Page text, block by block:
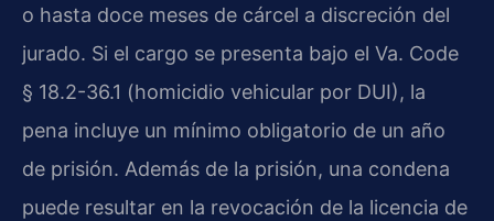
o hasta doce meses de cárcel a discreción del
jurado. Si el cargo se presenta bajo el Va. Code
§ 18.2-36.1 (homicidio vehicular por DUI), la
pena incluye un mínimo obligatorio de un año
de prisión. Además de la prisión, una condena
puede resultar en la revocación de la licencia de